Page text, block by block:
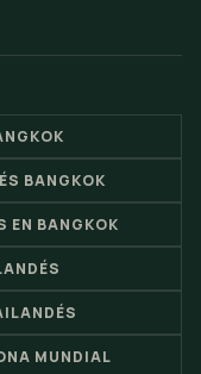
BANGKOK
EN BANGKOK
MUNDIAL